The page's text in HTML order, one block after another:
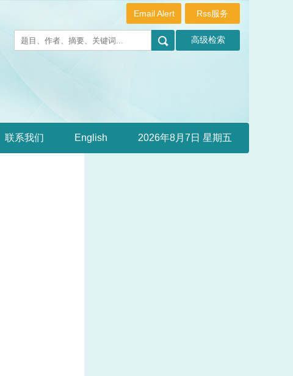
Rss服务
Email Alert
联系我们 English 2026年8月7日 星期五